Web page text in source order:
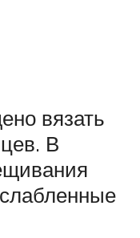
вязать
В